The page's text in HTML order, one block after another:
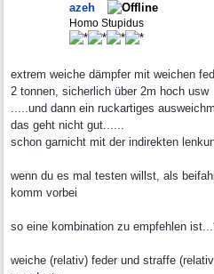
azeh
Homo Stupidus
extrem weiche dämpfer mit weichen
2 tonnen, sicherlich über 2m hoch usw
.....und dann ein ruckartiges
das geht nicht gut......
schon garnicht mit der indirekten
wenn du es mal testen willst, als
komm vorbei
so eine kombination zu empfehlen
weiche (relativ) feder und straffe